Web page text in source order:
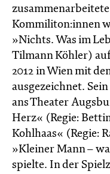
Kommiliton:innen
»Nichts. Was im
Tilmann Köhler)
2012 in Wien mit
ausgezeichnet.
ans Theater
Herz« (Regie:
Kohlhaas« (Regie:
»Kleiner Mann –
spielte. In der